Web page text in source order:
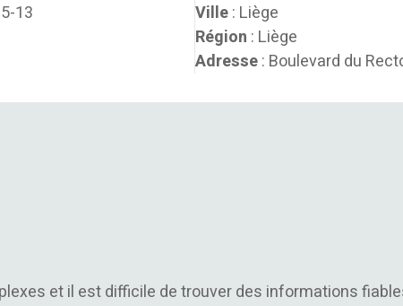
13 Ville: Liège
Région : Liège
Adresse: Boulevard du
et il est difficile de trouver des informations